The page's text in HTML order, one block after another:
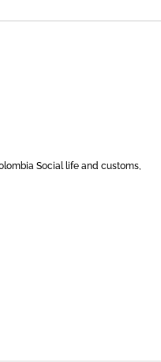
Social life and customs,